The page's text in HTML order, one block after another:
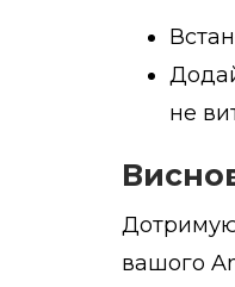
не
вашого